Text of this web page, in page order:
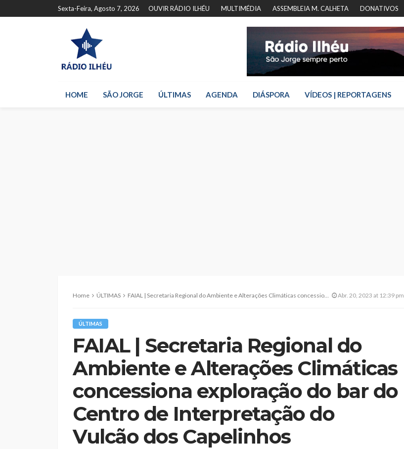
Sexta-Feira, Agosto 7, 2026 OUVIR RÁDIO ILHÉU MULTIMÉDIA ASSEMBLEIA M. CALHETA DONATIVOS
HOME SÃO JORGE ÚLTIMAS AGENDA DIÁSPORA VÍDEOS | REPORTAGENS
Home ÚLTIMAS FAIAL | Secretaria Regional do Ambiente e Alterações Climáticas concessiona exploração do bar do Centro de Interpretação do Vulcão dos Capelinhos Abr. 20, 2023 at 12:39 pm
ÚLTIMAS
FAIAL | Secretaria Regional do
Ambiente e Alterações Climáticas
concessiona exploração do bar do
Centro de Interpretação do
Vulcão dos Capelinhos